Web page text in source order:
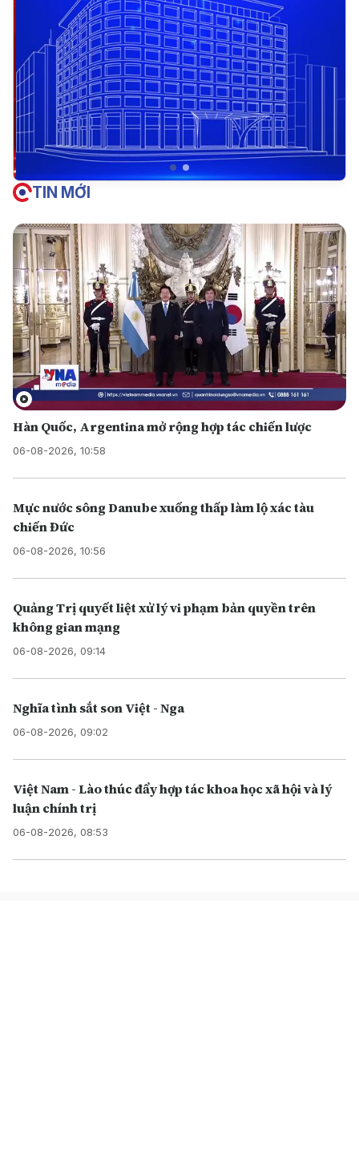
TIN MỚI
Hàn Quốc, Argentina mở rộng hợp tác chiến lược
06-08-2026, 10:58
Mực nước sông Danube xuống thấp làm lộ xác tàu
chiến Đức
06-08-2026, 10:56
Quảng Trị quyết liệt xử lý vi phạm bản quyền trên
không gian mạng
06-08-2026, 09:14
Nghĩa tình sắt son Việt - Nga
06-08-2026, 09:02
Việt Nam - Lào thúc đẩy hợp tác khoa học xã hội và lý
luận chính trị
06-08-2026, 08:53